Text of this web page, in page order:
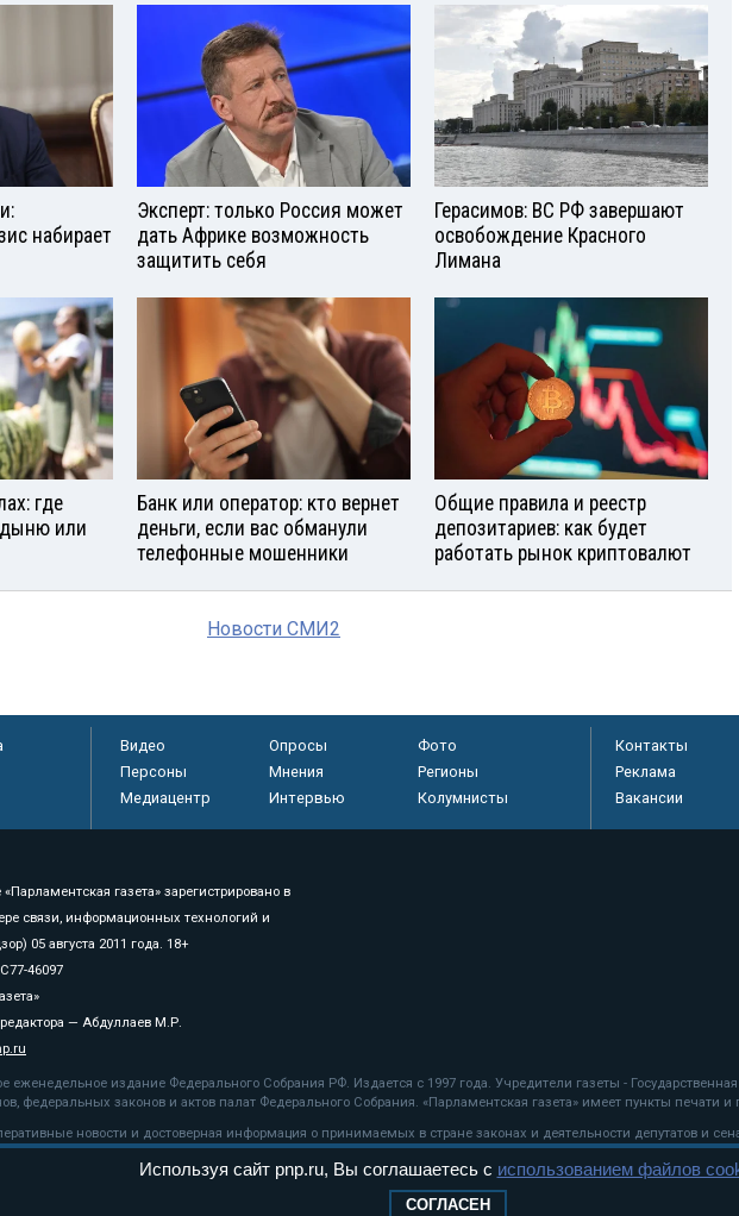
набирает
Эксперт: только Россия может
дать Африке возможность
защитить себя
Герасимов: ВС РФ завершают
освобождение Красного
Лимана
где
дыню или
Банк или оператор: кто вернет
деньги, если вас обманули
телефонные мошенники
Общие правила и реестр
депозитариев: как будет
работать рынок криптовалют
Новости СМИ2
Видео Опросы
Фото
Персоны
Мнения
Регионы
Медиацентр
Интервью Колумнисты
Контакты
Реклама
Вакансии
газета» зарегистрировано в
связи, информационных технологий и
05 августа 2011 года. 18+
46097
— Абдуллаев М.Р.
еженедельное издание Федерального Собрания РФ. Издается с 1997 года. Учредители газеты -
федеральных законов и актов палат Федерального Собрания. «Парламентская газета» имеет пункты печати и
новости и достоверная информация о принимаемых в стране законах и деятельности депутатов и
на pnp.ru обязательна.
рекомендательные технологии
Используя сайт pnp.ru, Вы соглашаетесь с использованием файлов
СОГЛАСЕН